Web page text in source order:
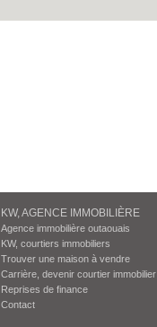
KW, AGENCE IMMOBILIÈRE
Agence immobilière outaouais
KW, courtiers immobiliers
Trouver une maison à vendre
Carrière, devenir courtier immobilier
Reprises de finance
Contact